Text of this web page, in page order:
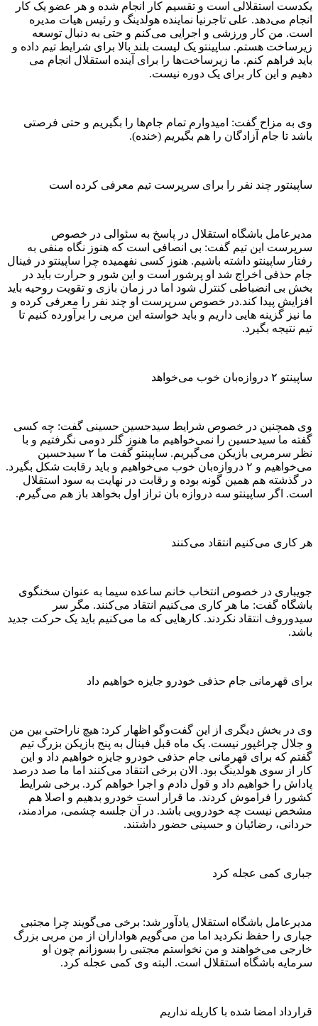
یکدست استقلالی است و تقسیم کار انجام شده و هر عضو یک کار
انجام می‌دهد. علی تاجرنیا نماینده هولدینگ و رئیس هیات مدیره
است. من کار ورزشی و اجرایی می‌کنم و حتی به دنبال توسعه
زیرساخت هستم. ساپینتو یک لیست بلند بالا برای شرایط تیم داده و
باید فراهم کنم. ما زیرساخت‌ها را برای آینده استقلال انجام می
دهیم و این کار برای یک دوره نیست.
وی به مزاح گفت: امیدوارم تمام جام‌ها را بگیریم و حتی فرصتی
باشد تا جام آزادگان را هم بگیریم (خنده).
ساپینتور چند نفر را برای سرپرست تیم معرفی کرده است
مدیرعامل باشگاه استقلال در پاسخ به سئوالی در خصوص
سرپرست این تیم گفت: بی انصافی است که هنوز نگاه منفی به
رفتار ساپینتو داشته باشیم. هنوز کسی نفهمیده چرا ساپینتو در فینال
جام حذفی اخراج شد او پرشور است و این شور و حرارت باید در
بخش بی انضباطی کنترل شود اما در زمان بازی و تقویت روحیه باید
افزایش پیدا کند.در خصوص سرپرست او چند نفر را معرفی کرده و
ما نیز گزینه هایی داریم و باید خواسته این مربی را برآورده کنیم تا
تیم نتیجه بگیرد.
ساپینتو ۲ دروازه‌بان خوب می‌خواهد
وی همچنین در خصوص شرایط سیدحسین حسینی گفت: چه کسی
گفته ما سیدحسین را نمی‌خواهیم ما هنوز گلر دومی نگرفتیم و با
نظر سرمربی بازیکن می‌گیریم. ساپینتو گفت ما ۲ سیدحسین
می‌خواهیم و ۲ دروازه‌بان خوب می‌خواهیم و باید رقابت شکل بگیرد.
در گذشته هم همین گونه بوده و رقابت در نهایت به سود استقلال
است. اگر ساپینتو سه دروازه بان تراز اول بخواهد باز هم می‌گیرم.
هر کاری می‌کنیم انتقاد می‌کنند
جویباری در خصوص انتخاب خانم ساعده سیما به عنوان سخنگوی
باشگاه گفت: ما هر کاری می‌کنیم انتقاد می‌کنند. مگر سر
سیدوروف انتقاد نکردند. کارهایی که ما می‌کنیم باید یک حرکت جدید
باشد.
برای قهرمانی جام حذفی خودرو جایزه خواهیم داد
وی در بخش دیگری از این گفت‌وگو اظهار کرد: هیچ ناراحتی بین من
و جلال چراغپور نیست. یک ماه قبل فینال به پنج بازیکن بزرگ تیم
گفتم که برای قهرمانی جام حذفی خودرو جایزه خواهیم داد و این
کار از سوی هولدینگ بود. الان برخی انتقاد می‌کنند اما ما صد درصد
پاداش را خواهیم داد و قول دادم و اجرا خواهم کرد. برخی شرایط
کشور را فراموش کردند. ما قرار است خودرو بدهیم و اصلا هم
مشخص نیست چه خودرویی باشد. در آن جلسه چشمی، مرادمند،
حردانی، رضائیان و حسینی حضور داشتند.
جباری کمی عجله کرد
مدیرعامل باشگاه استقلال یادآور شد: برخی می‌گویند چرا مجتبی
جباری را حفظ نکردید اما من می‌گویم هواداران از من مربی بزرگ
خارجی می‌خواهند و من نخواستم مجتبی را بسوزانم چون او
سرمایه باشگاه استقلال است. البته وی کمی عجله کرد.
قرارداد امضا شده با کاریله نداریم